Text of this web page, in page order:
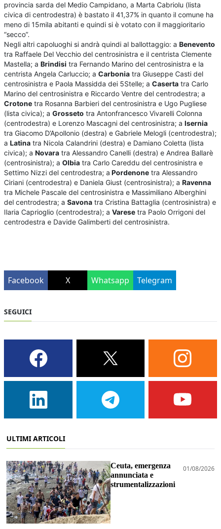
provincia sarda del Medio Campidano, a Marta Cabriolu (lista
civica di centrodestra) è bastato il 41,37% in quanto il comune ha
meno di 15mila abitanti e quindi si è votato con il maggioritario
“secco”.
Negli altri capoluoghi si andrà quindi al ballottaggio: aBenevento
tra Raffaele Del Vecchio del centrosinistra e il centrista Clemente
Mastella; aBrindisi tra Fernando Marino del centrosinistra e la
centrista Angela Carluccio; aCarbonia tra Giuseppe Casti del
centrosinistra e Paola Massidda dei 5Stelle; aCaserta tra Carlo
Marino del centrosinistra e Riccardo Ventre del centrodestra; a
Crotone tra Rosanna Barbieri del centrosinistra e Ugo Pugliese
(lista civica); aGrosseto tra Antonfrancesco Vivarelli Colonna
(centrodestra) e Lorenzo Mascagni del centrosinistra; aIsernia
tra Giacomo D’Apollonio (destra) e Gabriele Melogli (centrodestra);
aLatina tra Nicola Calandrini (destra) e Damiano Coletta (lista
civica); aNovara tra Alessandro Canelli (destra) e Andrea Ballarè
(centrosinistra); aOlbia tra Carlo Careddu del centrosinistra e
Settimo Nizzi del centrodestra; a Pordenone tra Alessandro
Ciriani (centrodestra) e Daniela Giust (centrosinistra); aRavenna
tra Michele Pascale del centrosinistra e Massimiliano Alberghini
del centrodestra; aSavona tra Cristina Battaglia (centrosinistra) e
Ilaria Caprioglio (centrodestra); aVarese tra Paolo Orrigoni del
centrodestra e Davide Galimberti del centrosinistra.
Facebook X Whatsapp Telegram
SEGUICI
ULTIMI ARTICOLI
Ceuta, emergenza
annunciata e
strumentalizzazioni
01/08/2026